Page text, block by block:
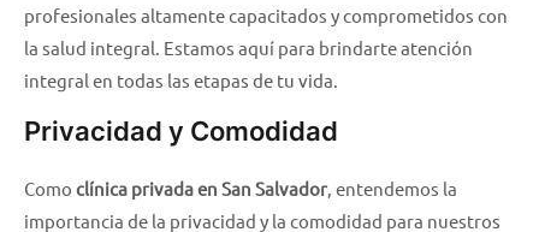
profesionales altamente capacitados y comprometidos con
la salud integral. Estamos aquí para brindarte atención
integral en todas las etapas de tu vida.
Privacidad y Comodidad
Como clínica privada en San Salvador, entendemos la
importancia de la privacidad y la comodidad para nuestros